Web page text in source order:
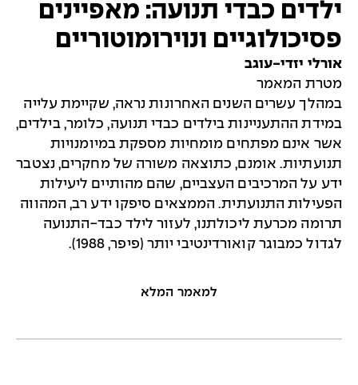
ילדים כבדי תנועה: מאפיינים
פסיכולוגיים ונוירומוטוריים
אורלי יזדי-עוגב
מטרת המאמר
במהלך עשרים השנים האחרונות נראה, שקיימת עלייה
במידת ההתעניינות בילדים כבדי תנועה, כלומר, בילדים,
אשר אינם מפתחים מומחיות מספקת במיומנויות
תנועתיות. אומנם, כתוצאה משורה של מחקרים, נצטבר
ידע על המרכיבים העצביים, שהם מהותיים ליעילות
הפעילות התנועתית. הממצאים סיפקו ידע רב, המהווה
תרומה מכרעת ליכולתנו, לעזור לילד כבד-התנועה
לגדול כמבוגר קואורדינטיבי יותר (פיפר, 1988).
למאמר המלא